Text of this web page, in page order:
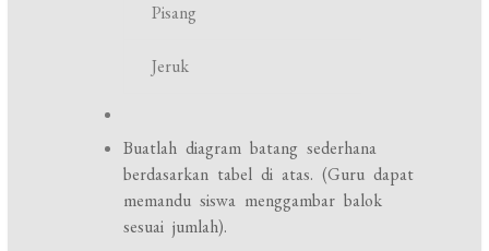
Pisang
Jeruk
Buatlah diagram batang sederhana
berdasarkan tabel di atas. (Guru dapat
memandu siswa menggambar balok
sesuai jumlah).